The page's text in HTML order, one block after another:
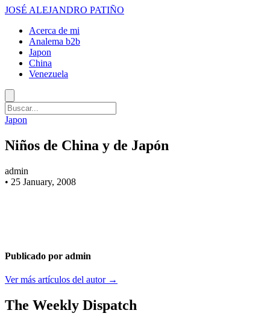
JOSÉ ALEJANDRO PATIÑO
Acerca de mi
Analema b2b
Japon
China
Venezuela
Japon
Niños de China y de Japón
admin
• 25 January, 2008
Publicado por admin
Ver más artículos del autor →
The Weekly Dispatch